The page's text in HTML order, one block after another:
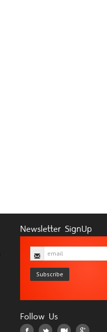
Newsletter SignUp
Subscribe
Follow Us